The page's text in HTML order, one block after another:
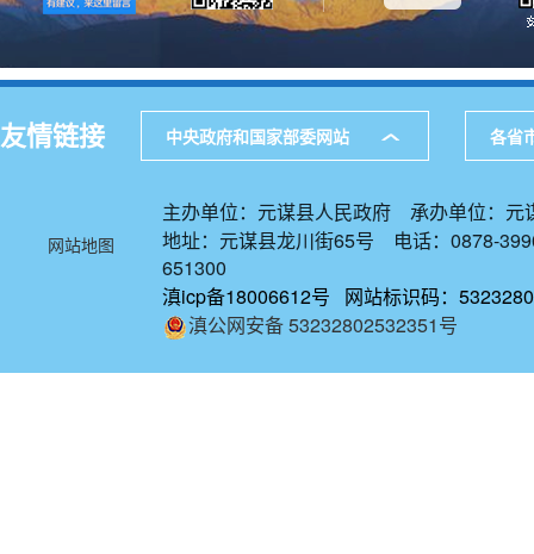
友情链接 中央政府和国家部委网站 各省
网站地图
主办单位：元谋县人民政府 承办单位：元
地址：元谋县龙川街65号 电话：0878-
651300
滇icp备18006612号 网站标识码：
滇公网安备 53232802532351号